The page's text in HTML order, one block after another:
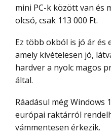
mini PC-k között van és
olcsó, csak 113 000 Ft.
Ez több okból is jó ár és ebből az egyik a dizájn,
amely kivételesen jó,
hardver a nyolc magos
által.
Ráadásul még Windows 11 Pro-t is kapunk és
európai raktárról
vámmentesen érkezik.